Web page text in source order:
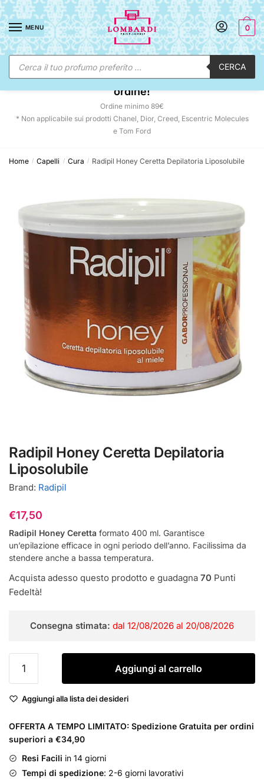
Skip
to
navigation
Skip
to
content
MENU
Ricerca
prodotti CERCA
0
☀️ SUNNY DAYS:-12% automatico sul tuo
ordine!
Ordine minimo 89€
* Non applicabile sui prodotti Chanel, Dior, Creed, Escentric Molecules
e Tom Ford
Home / Capelli / Cura / Radipil Honey Ceretta Depilatoria Liposolubile
Radipil Honey Ceretta Depilatoria
Liposolubile
Brand: Radipil
€17,50
Radipil Honey Ceretta formato 400 ml. Garantisce
un’epilazione efficace in ogni periodo dell’anno. Facilissima da
stendere anche a bassa temperatura.
Acquista adesso questo prodotto e guadagna 70 Punti
Fedeltà!
Consegna stimata: dal 12/08/2026 al 20/08/2026
Honey
Ceretta
Depilatoria
quantità
Aggiungi al carrello
Aggiungi alla lista dei desideri
OFFERTA A TEMPO LIMITATO: Spedizione Gratuita per ordini
superiori a €34,90
Resi Facili in 14 giorni
Tempi di spedizione: 2-6 giorni lavorativi